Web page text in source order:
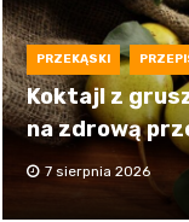
PRZEKĄSKI
Koktajl z
na zdrową
7 sierpnia 2026